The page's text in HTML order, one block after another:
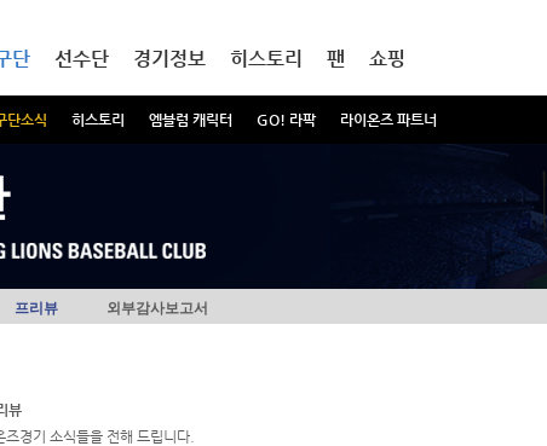
단
단소식 히스토리 엠블럼 캐릭터 GO! 라팍 라이온즈 파트너
선수단 경기정보 히스토리 팬 쇼핑
프리뷰 외부감사보고서
뷰
경기 소식들을 전해 드립니다.